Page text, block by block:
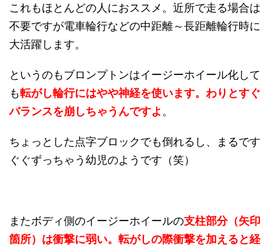
これもほとんどの人におススメ。近所で走る場合は
不要ですが電車輪行などの中距離～長距離輪行時に
大活躍します。
というのもブロンプトンはイージーホイール化して
も転がし輪行にはやや神経を使います。わりとすぐ
バランスを崩しちゃうんですよ 。
ちょっとした点字ブロックでも倒れるし、まるです
ぐぐずっちゃう幼児のようです（笑）
またボディ側のイージーホイールの支柱部分（矢印
箇所）は衝撃に弱い。転がしの際衝撃を加えると経